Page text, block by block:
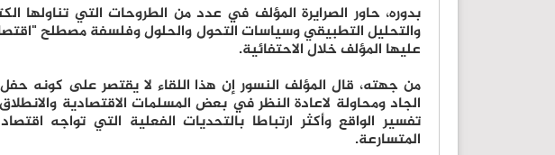
بدوره، حاور الصرايرة المؤلف في عدد من الطروحات التي تناولها
والتحليل التطبيقي وسياسات التحول والحلول وفلسفة مصطلح
عليها المؤلف خلال الاحتفائية.
من جهته، قال المؤلف النسور إن هذا اللقاء لا يقتصر على كونه
الجاد ومحاولة لاعادة النظر في بعض المسلمات الاقتصادية
تفسير الواقع وأكثر ارتباطا بالتحديات الفعلية التي تواجه
المتسارعة.